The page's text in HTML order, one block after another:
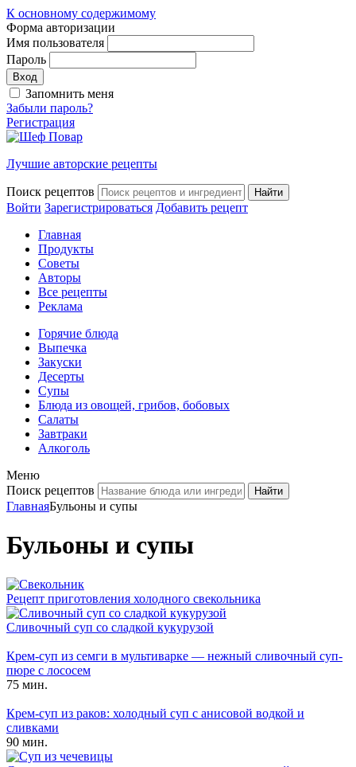
К основному содержимому
Форма авторизации
Имя пользователя
Пароль
Запомнить меня
Забыли пароль?
Регистрация
Лучшие авторские рецепты
Поиск рецептов
Войти Зарегистрироваться Добавить рецепт
Главная
Продукты
Советы
Авторы
Все рецепты
Реклама
Горячие блюда
Выпечка
Закуски
Десерты
Супы
Блюда из овощей, грибов, бобовых
Салаты
Завтраки
Алкоголь
Меню
Поиск рецептов
ГлавнаяБульоны и супы
Бульоны и супы
Рецепт приготовления холодного свекольника
Сливочный суп со сладкой кукурузой
Крем-суп из семги в мультиварке — нежный сливочный суп-
пюре с лососем
75 мин.
Крем-суп из раков: холодный суп с анисовой водкой и
сливками
90 мин.